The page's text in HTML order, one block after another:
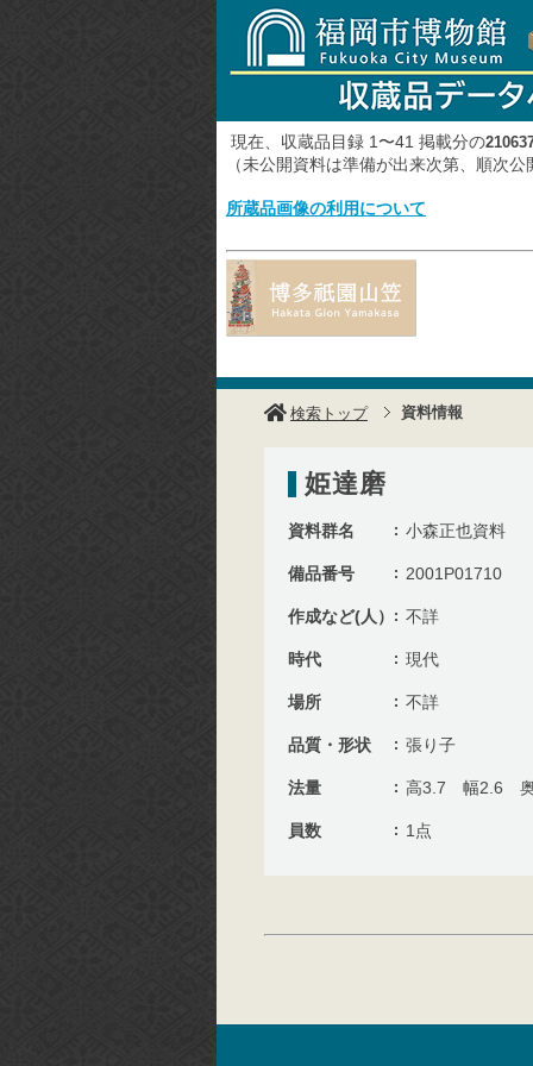
現在、収蔵品目録 1〜41 掲載分の
（未公開資料は準備が出来次第、順次
所蔵品画像の利用について
検索トップ 資料情報
姫達磨
資料群名 小森正也資料
備品番号 2001P01710
作成など(人） 不詳
時代 現代
場所 不詳
品質・形状 張り子
法量 高3.7 幅2.6
員数 1点